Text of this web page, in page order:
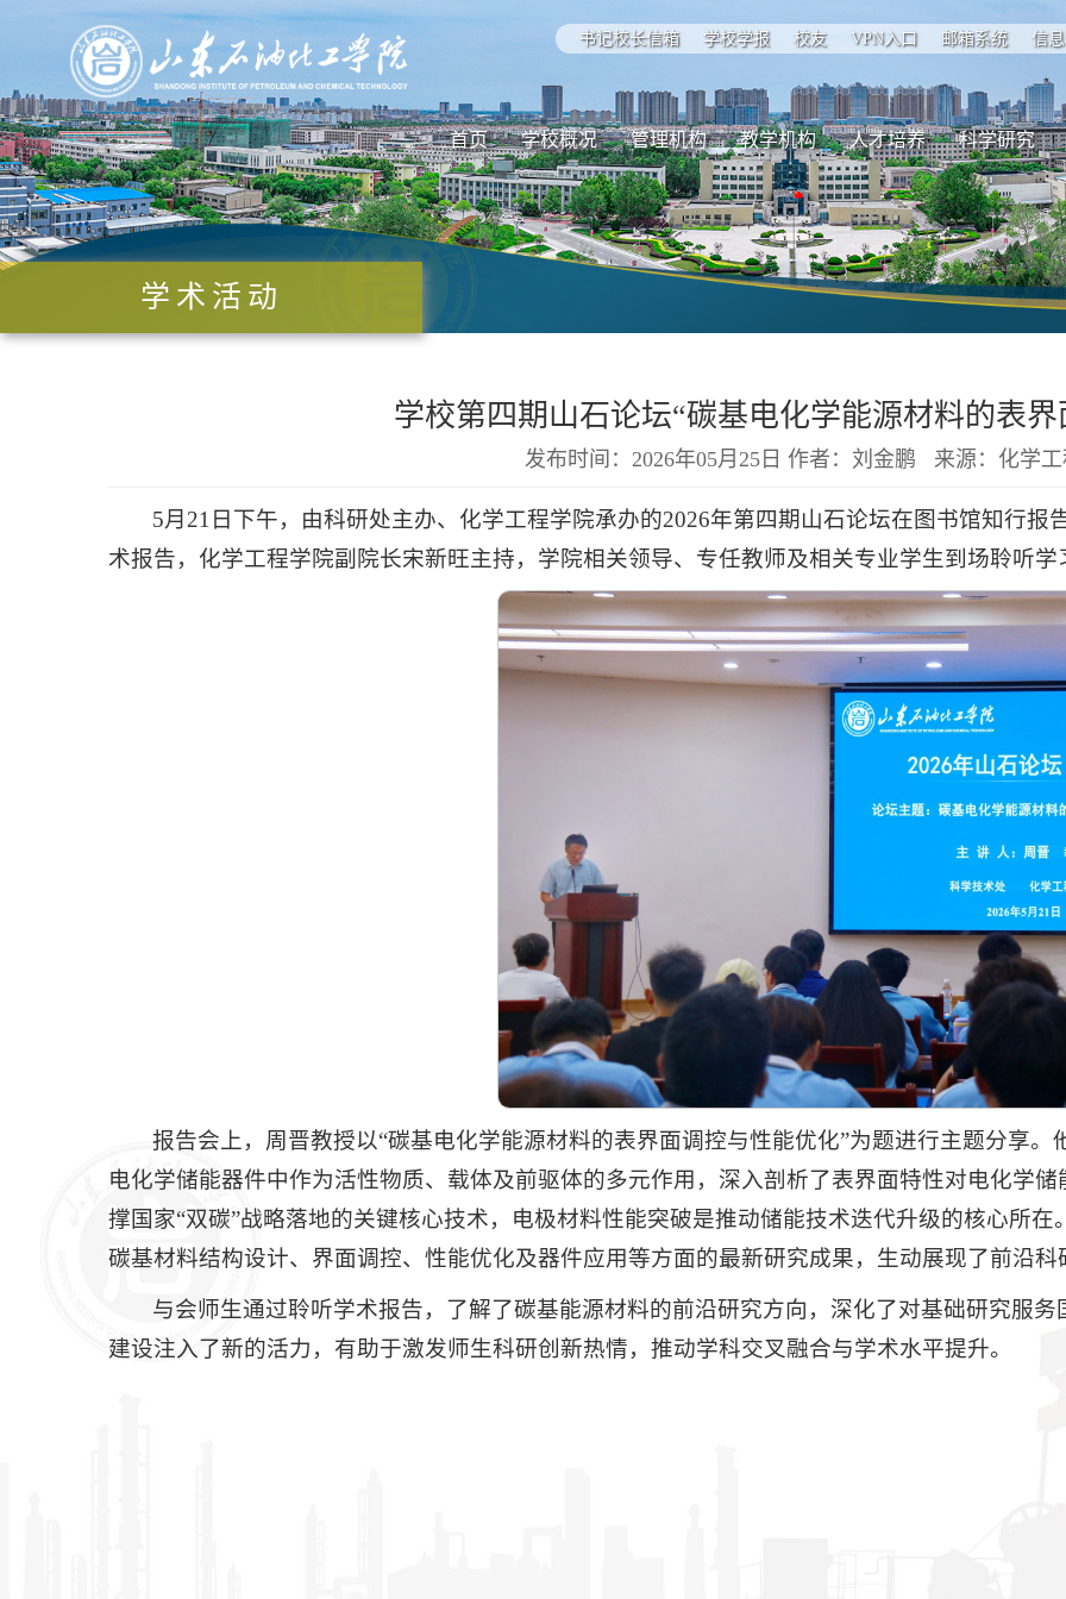
书记校长信箱 学校学报 校友 VPN入口 邮箱系统 信
首页 学校概况 管理机构 教学机构 人才培养 科学研究
学术活动
学校第四期山石论坛“碳基电化学能源材料的表
发布时间：2026年05月25日 作者：刘金鹏 来源：化学
5月21日下午，由科研处主办、化学工程学院承办的2026年第四期山石论坛在图书馆知行
术报告，化学工程学院副院长宋新旺主持，学院相关领导、专任教师及相关专业学生到场聆听学
报告会上，周晋教授以“碳基电化学能源材料的表界面调控与性能优化”为题进行主题分享
电化学储能器件中作为活性物质、载体及前驱体的多元作用，深入剖析了表界面特性对电化学
撑国家“双碳”战略落地的关键核心技术，电极材料性能突破是推动储能技术迭代升级的核心所
碳基材料结构设计、界面调控、性能优化及器件应用等方面的最新研究成果，生动展现了前沿
与会师生通过聆听学术报告，了解了碳基能源材料的前沿研究方向，深化了对基础研究服
建设注入了新的活力，有助于激发师生科研创新热情，推动学科交叉融合与学术水平提升。